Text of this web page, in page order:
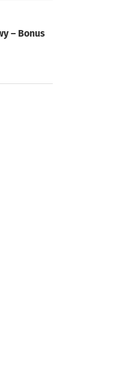
– Bonus